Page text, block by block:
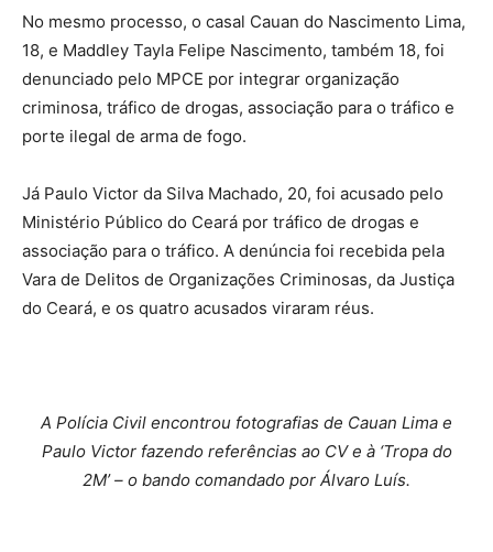
No mesmo processo, o casal Cauan do Nascimento Lima,
18, e Maddley Tayla Felipe Nascimento, também 18, foi
denunciado pelo MPCE por integrar organização
criminosa, tráfico de drogas, associação para o tráfico e
porte ilegal de arma de fogo.
Já Paulo Victor da Silva Machado, 20, foi acusado pelo
Ministério Público do Ceará por tráfico de drogas e
associação para o tráfico. A denúncia foi recebida pela
Vara de Delitos de Organizações Criminosas, da Justiça
do Ceará, e os quatro acusados viraram réus.
A Polícia Civil encontrou fotografias de Cauan Lima e
Paulo Victor fazendo referências ao CV e à ‘Tropa do
2M’ – o bando comandado por Álvaro Luís.